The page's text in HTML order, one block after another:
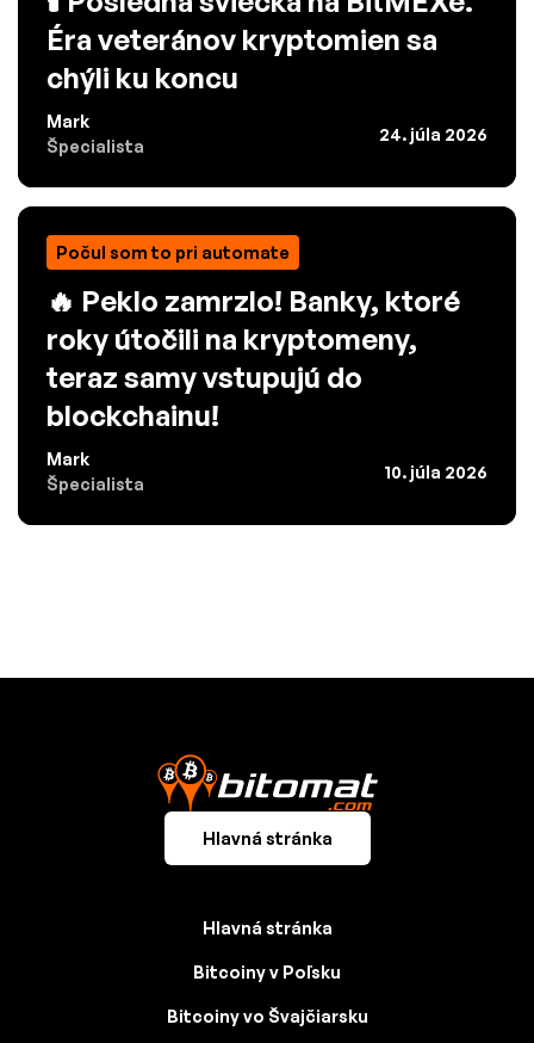
Éra veteránov kryptomien sa
chýli ku koncu
Mark
Špecialista
24. júla 2026
Počul som to pri automate
🔥 Peklo zamrzlo! Banky, ktoré
roky útočili na kryptomeny,
teraz samy vstupujú do
blockchainu!
Mark
Špecialista
10. júla 2026
Hlavná stránka
Hlavná stránka
Bitcoiny v Poľsku
Bitcoiny vo Švajčiarsku